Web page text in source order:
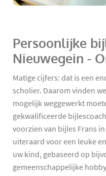
Persoonlijke
Nieuwegein -
Matige cijfers: dat is een
scholier. Daarom vinden
mogelijk weggewerkt
gekwalificeerde
voorzien van bijles Frans
uiteraard voor een leuke
uw kind, gebaseerd op
gemeenschappelijke